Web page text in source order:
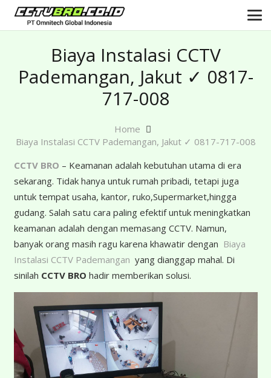
Biaya Instalasi CCTV
Pademangan, Jakut ✓ 0817-
717-008
Home
Biaya Instalasi CCTV Pademangan, Jakut ✓ 0817-717-008
CCTV BRO – Keamanan adalah kebutuhan utama di era
sekarang. Tidak hanya untuk rumah pribadi, tetapi juga
untuk tempat usaha, kantor, ruko,Supermarket,hingga
gudang. Salah satu cara paling efektif untuk meningkatkan
keamanan adalah dengan memasang CCTV. Namun,
banyak orang masih ragu karena khawatir dengan Biaya
Instalasi CCTV Pademangan yang dianggap mahal. Di
sinilah CCTV BRO hadir memberikan solusi.